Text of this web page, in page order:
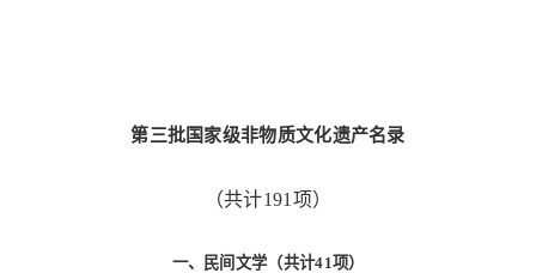
第三批国家级非物质文化遗产名录
（共计191项）
一、民间文学（共计41项）